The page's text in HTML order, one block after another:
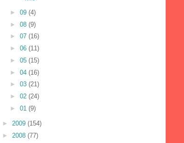
► 09 (4)
► 08 (9)
► 07 (16)
► 06 (11)
► 05 (15)
► 04 (16)
► 03 (21)
► 02 (24)
► 01 (9)
► 2009 (154)
► 2008 (77)